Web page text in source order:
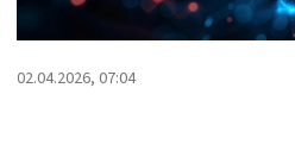
02.04.2026, 07:04